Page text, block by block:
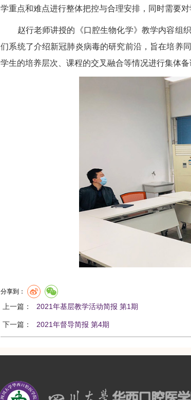
学重点和难点进行整体把控与合理安排，同时需要
赵行老师讲授的《口腔生物化学》教学内容组织
们系统了介绍新冠肺炎病毒的研究前沿，旨在培养
学生的培养层次、课程的交叉融合等情况进行集体
分享到：
上一篇： 2021年基层教学活动简报 第1期
下一篇： 2021年督导简报 第4期